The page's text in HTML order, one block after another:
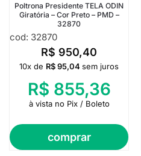
Poltrona Presidente TELA ODIN
Giratória – Cor Preto – PMD –
32870
cod: 32870
R$ 950,40
comprar
10x de R$95,04 sem juros
R$ 855,36
à vista no Pix / Boleto